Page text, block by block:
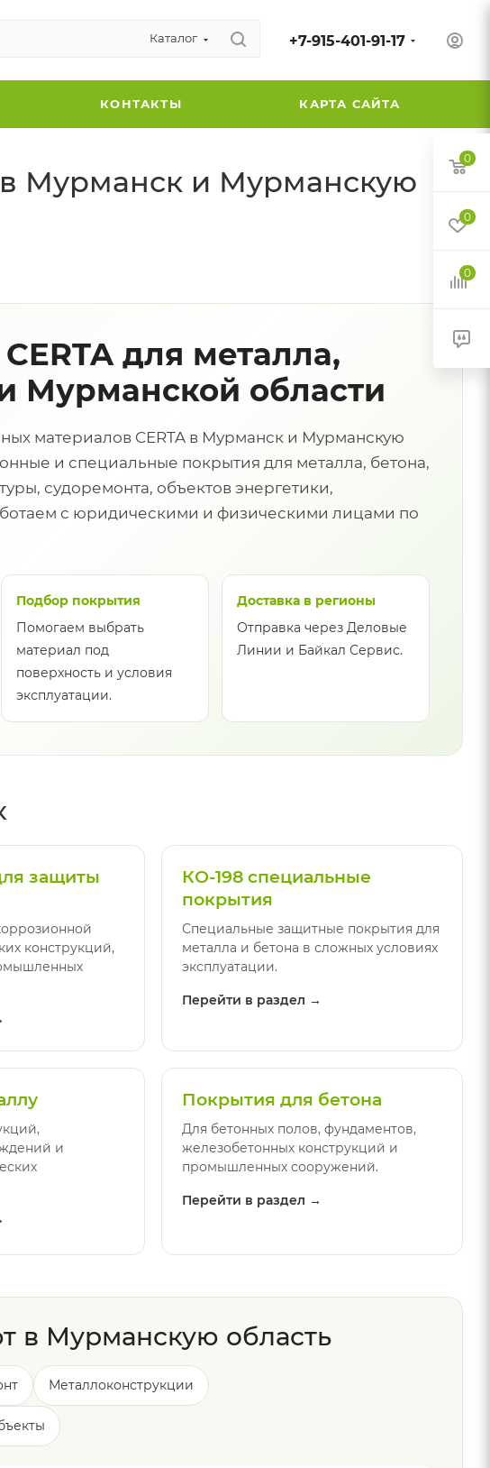
Каталог +7-915-401-91-17
КОНТАКТЫ КАРТА САЙТА
в Мурманск и Мурманскую
для металла,
Мурманской области
материалов CERTA в Мурманск и Мурманскую
и специальные покрытия для металла, бетона,
судоремонта, объектов энергетики,
с юридическими и физическими лицами по
Подбор покрытия
Помогаем выбрать
материал под
поверхность и условия
эксплуатации.
Доставка в регионы
Отправка через Деловые
Линии и Байкал Сервис.
защиты
конструкций,
КО-198 специальные
покрытия
Специальные защитные покрытия для
металла и бетона в сложных условиях
эксплуатации.
Перейти в раздел →
и
Покрытия для бетона
Для бетонных полов, фундаментов,
железобетонных конструкций и
промышленных сооружений.
Перейти в раздел →
в Мурманскую область
Металлоконструкции
0
0
0